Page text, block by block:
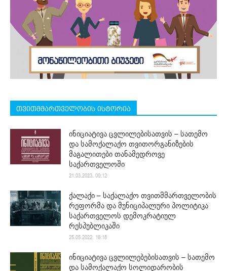
თვითმმართველობის ისტორია
ინიციატივა ცვლილებისათვის – სათემო
და სამოქალაქო თვითორგანიზების
მაგალითები თანამედროვე
საქართველოში
21.03.2023. 00:12
ქალაქი – საქალაქო თვითმმართველობის
რეფორმა და მუნიციპალური პოლიტიკა
საქართველოს დემოკრატიულ
რესპუბლიკაში
25.05.2022. 16:18
ინიციატივა ცვლილებებისათვის – სათემო
და სამოქალაქო სოლიდარობის